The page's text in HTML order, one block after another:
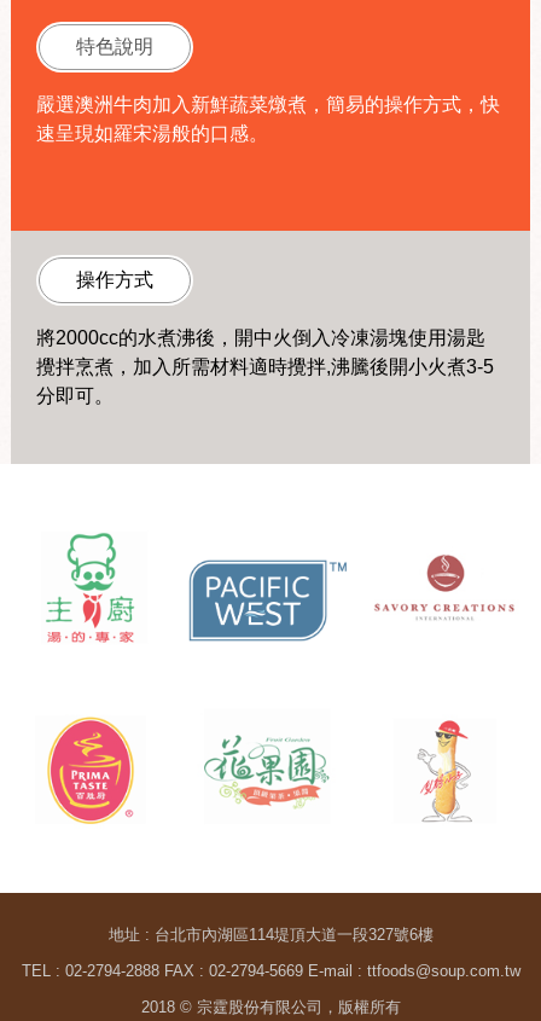
特色說明
嚴選澳洲牛肉加入新鮮蔬菜燉煮，簡易的操作方式，快
速呈現如羅宋湯般的口感。
操作方式
將2000cc的水煮沸後，開中火倒入冷凍湯塊使用湯匙
攪拌烹煮，加入所需材料適時攪拌,沸騰後開小火煮3-5
分即可。
地址 : 台北市內湖區114堤頂大道一段327號6樓
TEL : 02-2794-2888 FAX : 02-2794-5669 E-mail : ttfoods@soup.com.tw
2018 © 宗霆股份有限公司，版權所有